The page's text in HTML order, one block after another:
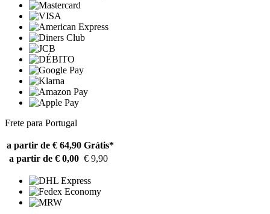
Frete para Portugal
a partir de € 64,90 Grátis*
a partir de € 0,00 € 9,90